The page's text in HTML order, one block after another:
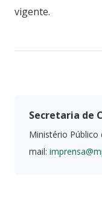
vigente.
Secretaria de
Ministério Público
mail: